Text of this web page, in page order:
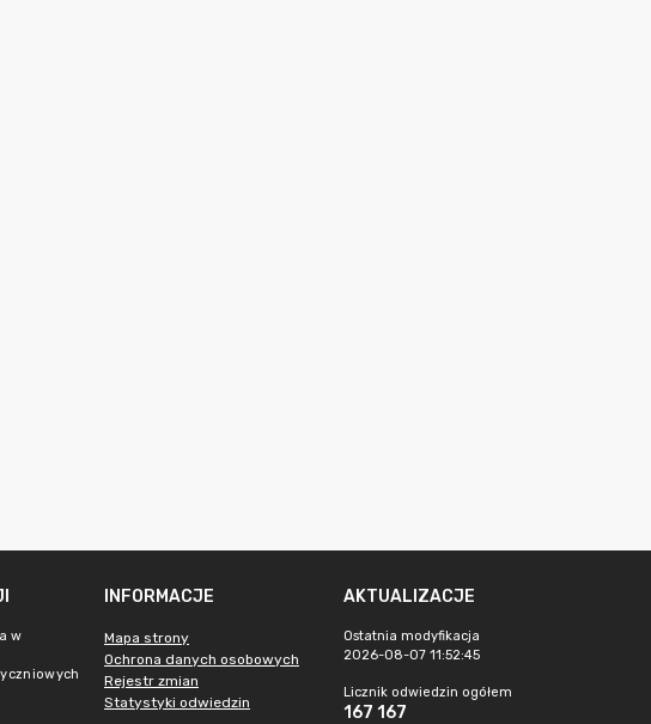
w
INFORMACJE
Mapa strony
Ochrona danych osobowych
Rejestr zmian
Statystyki odwiedzin
AKTUALIZACJE
Ostatnia modyfikacja
2026-08-07 11:52:45
Licznik odwiedzin ogółem
167 167